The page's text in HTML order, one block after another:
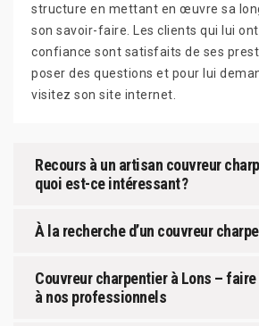
structure en mettant en œuvre sa
son savoir-faire. Les clients qui lui
confiance sont satisfaits de ses
poser des questions et pour lui
visitez son site internet.
Recours à un artisan couvreur
quoi est-ce intéressant ?
À la recherche d’un couvreur
Couvreur charpentier à Lons –
à nos professionnels